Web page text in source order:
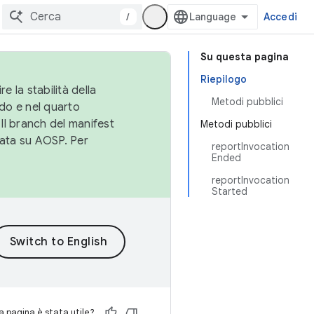
/ Accedi
Su questa pagina
Riepilogo
Metodi pubblici
Metodi pubblici
reportInvocation
Ended
reportInvocation
Started
la stabilità della
e nel quarto
Il branch del manifest
su AOSP. Per